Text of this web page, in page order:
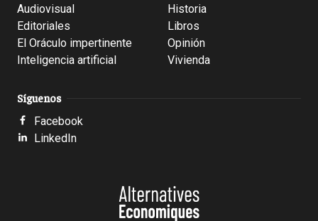
Audiovisual
Editoriales
El Oráculo impertinente
Inteligencia artificial
Historia
Libros
Opinión
Vivienda
Síguenos
Facebook
LinkedIn